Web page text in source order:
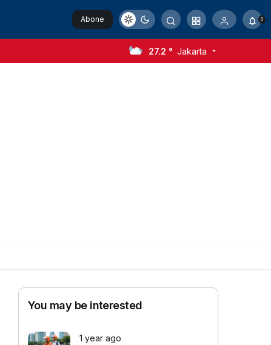
Abone
Ol
0
27.2 ° Jakarta
You may be interested
1 year ago